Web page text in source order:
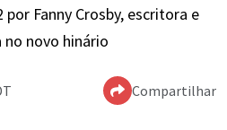
Fanny Crosby, escritora e
novo hinário
Compartilhar